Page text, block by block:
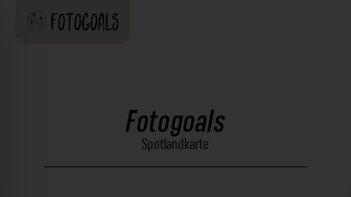
Fotogoals
Spotlandkarte